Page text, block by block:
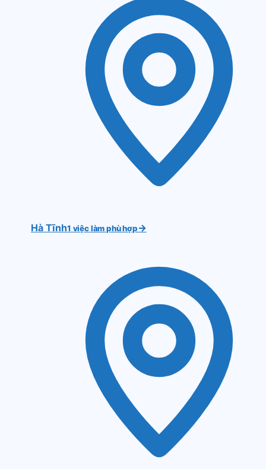
Hà Tĩnh1 việc làm phù hợp→